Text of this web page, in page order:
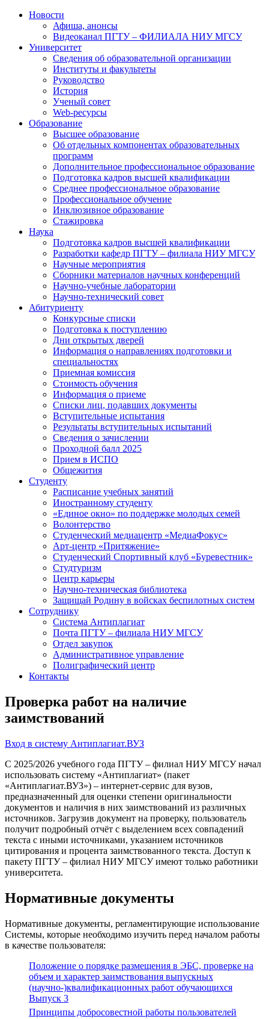
Новости
Афиша, анонсы
Видеоканал ПГТУ – ФИЛИАЛА НИУ МГСУ
Университет
Сведения об образовательной организации
Институты и факультеты
Руководство
История
Ученый совет
Web-ресурсы
Образование
Высшее образование
Об отдельных компонентах образовательных
программ
Дополнительное профессиональное образование
Подготовка кадров высшей квалификации
Среднее профессиональное образование
Профессиональное обучение
Инклюзивное образование
Стажировка
Наука
Подготовка кадров высшей квалификации
Разработки кафедр ПГТУ – филиала НИУ МГСУ
Научные мероприятия
Сборники материалов научных конференций
Научно-учебные лаборатории
Научно-технический совет
Абитуриенту
Конкурсные списки
Подготовка к поступлению
Дни открытых дверей
Информация о направлениях подготовки и
специальностях
Приемная комиссия
Стоимость обучения
Информация о приеме
Списки лиц, подавших документы
Вступительные испытания
Результаты вступительных испытаний
Сведения о зачислении
Проходной балл 2025
Прием в ИСПО
Общежития
Студенту
Расписание учебных занятий
Иностранному студенту
«Единое окно» по поддержке молодых семей
Волонтерство
Студенческий медиацентр «МедиаФокус»
Арт-центр «Притяжение»
Студенческий Спортивный клуб «Буревестник»
Студтуризм
Центр карьеры
Научно-техническая библиотека
Защищай Родину в войсках беспилотных систем
Сотруднику
Система Антиплагиат
Почта ПГТУ – филиала НИУ МГСУ
Отдел закупок
Административное управление
Полиграфический центр
Контакты
Проверка работ на наличие
заимствований
Вход в систему Антиплагиат.ВУЗ
С 2025/2026 учебного года ПГТУ – филиал НИУ МГСУ начал
использовать систему «Антиплагиат» (пакет
«Антиплагиат.ВУЗ») – интернет-сервис для вузов,
предназначенный для оценки степени оригинальности
документов и наличия в них заимствований из различных
источников. Загрузив документ на проверку, пользователь
получит подробный отчёт с выделением всех совпадений
текста с иными источниками, указанием источников
цитирования и процента заимствованного текста. Доступ к
пакету ПГТУ – филиал НИУ МГСУ имеют только работники
университета.
Нормативные документы
Нормативные документы, регламентирующие использование
Системы, которые необходимо изучить перед началом работы
в качестве пользователя:
Положение о порядке размещения в ЭБС, проверке на
объем и характер заимствования выпускных
(научно-)квалификационных работ обучающихся
Выпуск 3
Принципы добросовестной работы пользователей